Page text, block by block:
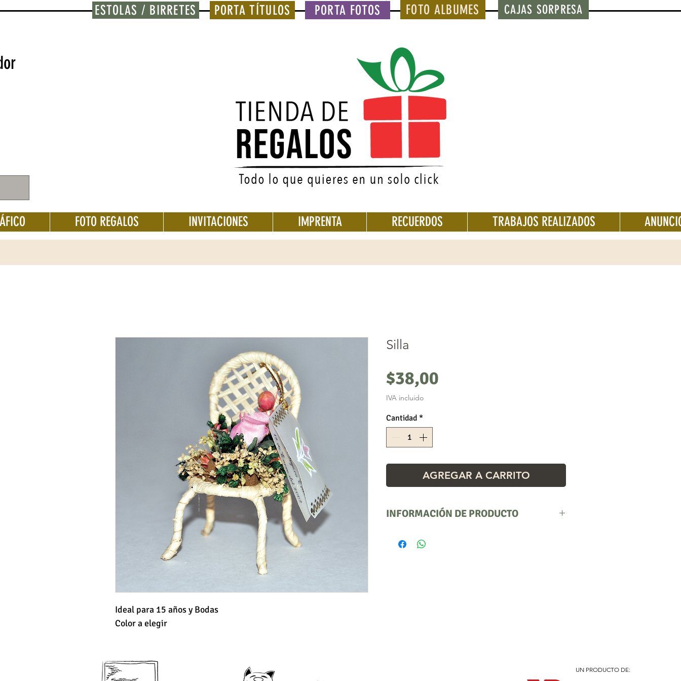
PORTA TÍTULOS FOTO ALBUMES CAJAS SORPRESA
ESTOLAS / BIRRETES PORTA FOTOS
FOTO REGALOS INVITACIONES IMPRENTA RECUERDOS TRABAJOS REALIZADOS
Ideal para 15 años y Bodas
Color a elegir
Silla
$38,00
IVA incluido
Cantidad *
AGREGAR A CARRITO
INFORMACIÓN DE PRODUCTO
UN PRODUCTO DE: